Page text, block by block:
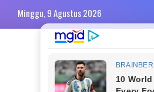
Minggu, 9 Agustus 2026